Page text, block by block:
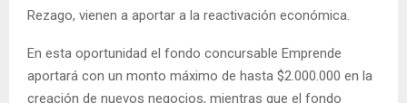
Rezago, vienen a aportar a la reactivación económica.
En esta oportunidad el fondo concursable Emprende
aportará con un monto máximo de hasta $2.000.000 en la
creación de nuevos negocios, mientras que el fondo